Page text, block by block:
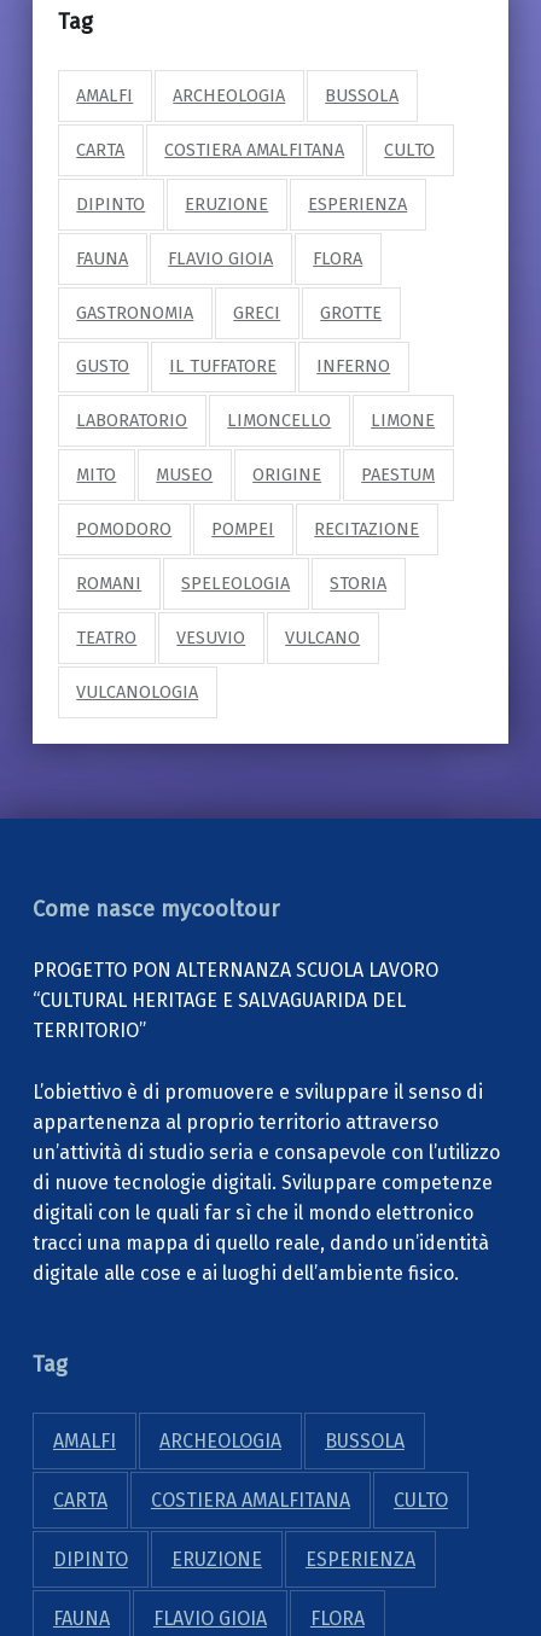
Tag
AMALFI ARCHEOLOGIA BUSSOLA
CARTA COSTIERA AMALFITANA CULTO
DIPINTO ERUZIONE ESPERIENZA
FAUNA FLAVIO GIOIA FLORA
GASTRONOMIA GRECI GROTTE
GUSTO IL TUFFATORE INFERNO
LABORATORIO LIMONCELLO LIMONE
MITO MUSEO ORIGINE PAESTUM
POMODORO POMPEI RECITAZIONE
ROMANI SPELEOLOGIA STORIA
TEATRO VESUVIO VULCANO
VULCANOLOGIA
Come nasce mycooltour
PROGETTO PON ALTERNANZA SCUOLA LAVORO
“CULTURAL HERITAGE E SALVAGUARIDA DEL
TERRITORIO”
L’obiettivo è di promuovere e sviluppare il senso di
appartenenza al proprio territorio attraverso
un’attività di studio seria e consapevole con l’utilizzo
di nuove tecnologie digitali. Sviluppare competenze
digitali con le quali far sì che il mondo elettronico
tracci una mappa di quello reale, dando un’identità
digitale alle cose e ai luoghi dell’ambiente fisico.
Tag
AMALFI ARCHEOLOGIA BUSSOLA
CARTA COSTIERA AMALFITANA CULTO
DIPINTO ERUZIONE ESPERIENZA
FAUNA FLAVIO GIOIA FLORA